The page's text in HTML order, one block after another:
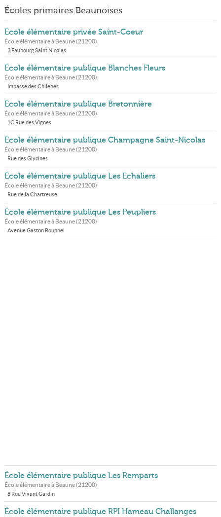
Écoles primaires Beaunoises
École élémentaire privée Saint-Coeur
École élémentaire à Beaune(21200)
3 Faubourg Saint Nicolas
École élémentaire publique Blanches Fleurs
École élémentaire à Beaune(21200)
Impasse des Chilenes
École élémentaire publique Bretonnière
École élémentaire à Beaune(21200)
1C Rue des Vignes
École élémentaire publique Champagne Saint-Nicolas
École élémentaire à Beaune(21200)
Rue des Glycines
École élémentaire publique Les Echaliers
École élémentaire à Beaune(21200)
Rue de la Chartreuse
École élémentaire publique Les Peupliers
École élémentaire à Beaune(21200)
Avenue Gaston Roupnel
École élémentaire publique Les Remparts
École élémentaire à Beaune(21200)
8 Rue Vivant Gardin
École élémentaire publique RPI Hameau Challanges